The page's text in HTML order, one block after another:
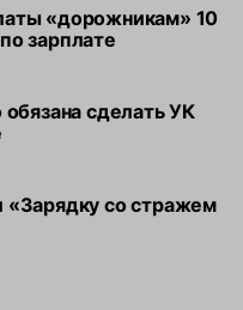
«дорожникам» 10
зарплате
сделать УК
со стражем